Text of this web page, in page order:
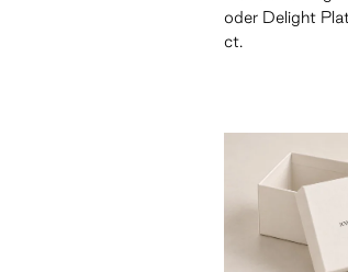
oder Delight
ct.